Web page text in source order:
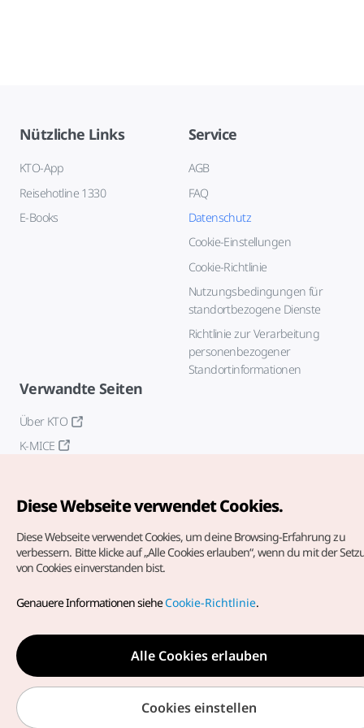
Nützliche Links
KTO-App
Reisehotline 1330
E-Books
Service
AGB
FAQ
Datenschutz
Cookie-Einstellungen
Cookie-Richtlinie
Nutzungsbedingungen für
standortbezogene Dienste
Richtlinie zur Verarbeitung
personenbezogener
Standortinformationen
Verwandte Seiten
Über KTO
K-MICE
vorbehalten.
dieoffizielle E-Mail-Adresse
german@knto.or.kr
Diese Webseite verwendet Cookies.
Diese Webseite verwendet Cookies, um deine Browsing-Erfahrung zu
verbessern. Bitte klicke auf „Alle Cookies erlauben“, wenn du mit der
von Cookies einverstanden bist.
Genauere Informationen sieheCookie-Richtlinie.
Alle Cookies erlauben
Cookies einstellen